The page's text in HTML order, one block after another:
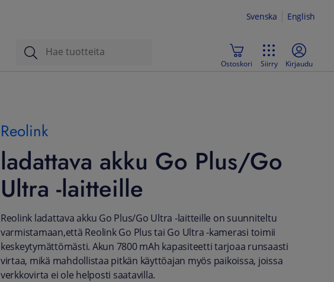
Svenska English
Ostoskori Siirry Kirjaudu
Reolink
ladattava akku Go Plus/Go
Ultra -laitteille
Reolink ladattava akku Go Plus/Go Ultra -laitteille on suunniteltu
varmistamaan,että Reolink Go Plus tai Go Ultra -kamerasi toimii
keskeytymättömästi. Akun 7800 mAh kapasiteetti tarjoaa runsaasti
virtaa, mikä mahdollistaa pitkän käyttöajan myös paikoissa, joissa
verkkovirta ei ole helposti saatavilla.